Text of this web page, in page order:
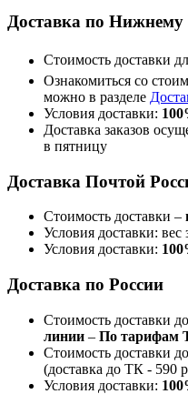
Доставка по Нижнему
Стоимость доставки
Ознакомиться со
можно в разделе
Условия доставки:
Доставка заказов
в пятницу
Доставка Почтой
Стоимость доставки –
Условия доставки: вес
Условия доставки:
Доставка по России
Стоимость доставки
линии – По тарифам
Стоимость доставки до
(доставка до ТК - 590
Условия доставки: